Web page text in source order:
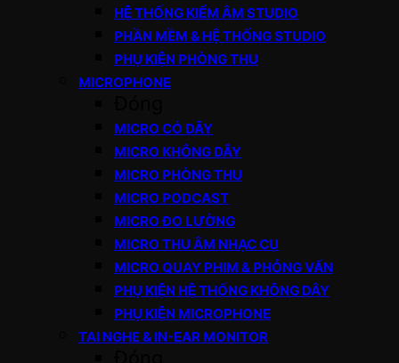
HỆ THỐNG KIỂM ÂM STUDIO
PHẦN MỀM & HỆ THỐNG STUDIO
PHỤ KIỆN PHÒNG THU
MICROPHONE
MICRO CÓ DÂY
MICRO KHÔNG DÂY
MICRO PHÒNG THU
MICRO PODCAST
MICRO ĐO LƯỜNG
MICRO THU ÂM NHẠC CỤ
MICRO QUAY PHIM & PHỎNG VẤN
PHỤ KIỆN HỆ THỐNG KHÔNG DÂY
PHỤ KIỆN MICROPHONE
TAI NGHE & IN-EAR MONITOR